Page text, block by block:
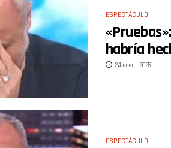
ESPECTÁCULO
habría
24 enero, 2025
ESPECTÁCULO